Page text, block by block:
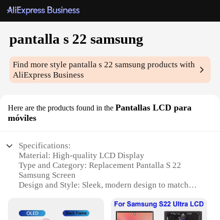
pantalla s 22 samsung
Find more stylepantalla s 22 samsung products with
AliExpress Business
Here are the products found in the Pantallas LCD para
móviles
Specifications:
Material: High-quality LCD Display
Type and Category: Replacement Pantalla S 22
Samsung Screen
Design and Style: Sleek, modern design to match
Usage and Purpose: Perfect for repairing or
upgrading your Samsung device